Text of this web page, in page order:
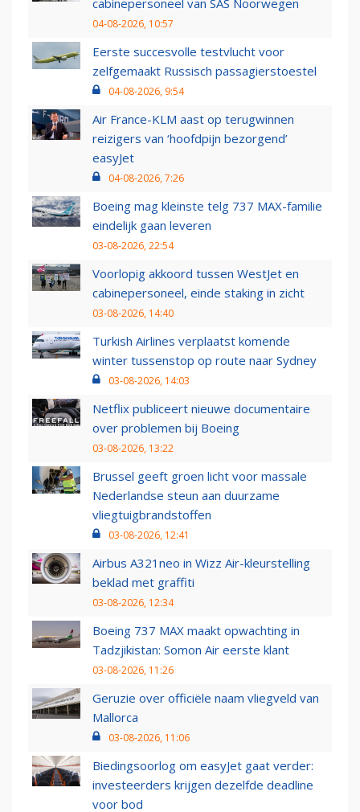
cabinepersoneel van SAS Noorwegen
04-08-2026, 10:57
Eerste succesvolle testvlucht voor
zelfgemaakt Russisch passagierstoestel
04-08-2026, 9:54
Air France-KLM aast op terugwinnen
reizigers van ‘hoofdpijn bezorgend’
easyJet
04-08-2026, 7:26
Boeing mag kleinste telg 737 MAX-familie
eindelijk gaan leveren
03-08-2026, 22:54
Voorlopig akkoord tussen WestJet en
cabinepersoneel, einde staking in zicht
03-08-2026, 14:40
Turkish Airlines verplaatst komende
winter tussenstop op route naar Sydney
03-08-2026, 14:03
Netflix publiceert nieuwe documentaire
over problemen bij Boeing
03-08-2026, 13:22
Brussel geeft groen licht voor massale
Nederlandse steun aan duurzame
vliegtuigbrandstoffen
03-08-2026, 12:41
Airbus A321neo in Wizz Air-kleurstelling
beklad met graffiti
03-08-2026, 12:34
Boeing 737 MAX maakt opwachting in
Tadzjikistan: Somon Air eerste klant
03-08-2026, 11:26
Geruzie over officiële naam vliegveld van
Mallorca
03-08-2026, 11:06
Biedingsoorlog om easyJet gaat verder:
investeerders krijgen dezelfde deadline
voor bod